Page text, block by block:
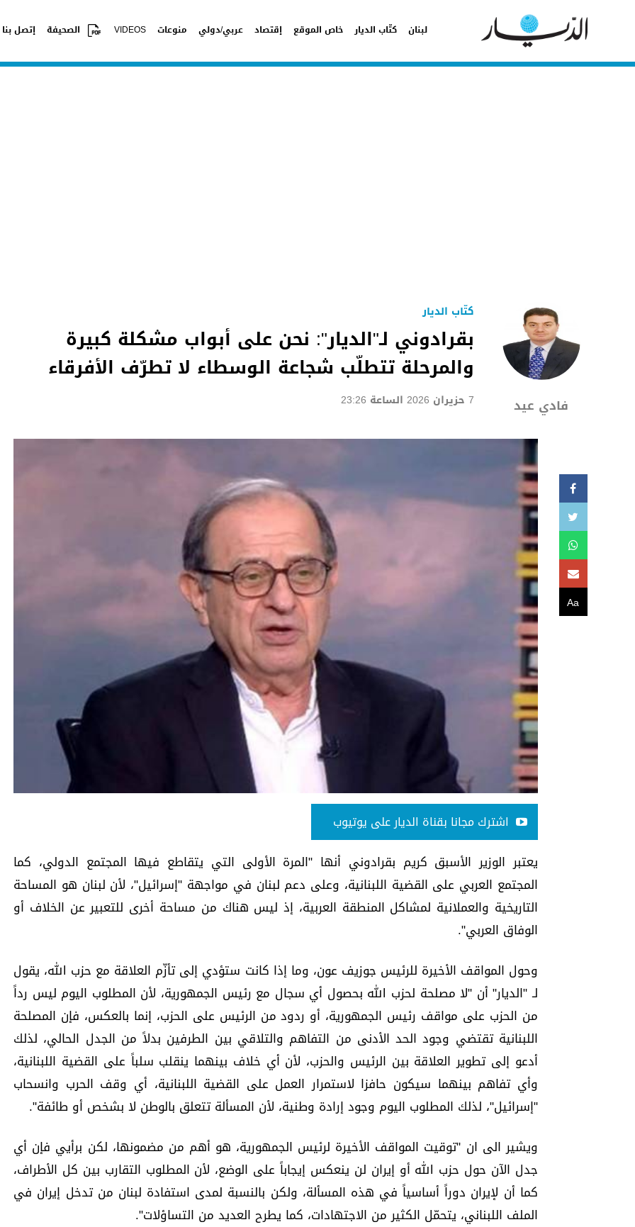
لبنان كتّاب الديار خاص الموقع إقتصاد عربي/دولي منوعات VIDEOS الصحيفة إتصل بنا
فادي عيد
كتّاب الديار
بقرادوني لـ"الديار": نحن على أبواب مشكلة كبيرة
والمرحلة تتطلّب شجاعة الوسطاء لا تطرّف الأفرقاء
7 حزيران 2026 الساعة 23:26
Aa
اشترك مجانا بقناة الديار على يوتيوب
يعتبر الوزير الأسبق كريم بقرادوني أنها "المرة الأولى التي يتقاطع فيها المجتمع الدولي، كما
المجتمع العربي على القضية اللبنانية، وعلى دعم لبنان في مواجهة "إسرائيل"، لأن لبنان هو المساحة
التاريخية والعملانية لمشاكل المنطقة العربية، إذ ليس هناك من مساحة أخرى للتعبير عن الخلاف أو
الوفاق العربي".
وحول المواقف الأخيرة للرئيس جوزيف عون، وما إذا كانت ستؤدي إلى تأزّم العلاقة مع حزب الله، يقول
لـ "الديار" أن "لا مصلحة لحزب الله بحصول أي سجال مع رئيس الجمهورية، لأن المطلوب اليوم ليس رداً
من الحزب على مواقف رئيس الجمهورية، أو ردود من الرئيس على الحزب، إنما بالعكس، فإن المصلحة
اللبنانية تقتضي وجود الحد الأدنى من التفاهم والتلاقي بين الطرفين بدلاً من الجدل الحالي، لذلك
أدعو إلى تطوير العلاقة بين الرئيس والحزب، لأن أي خلاف بينهما ينقلب سلباً على القضية اللبنانية،
وأي تفاهم بينهما سيكون حافزا لاستمرار العمل على القضية اللبنانية، أي وقف الحرب وانسحاب
"إسرائيل"، لذلك المطلوب اليوم وجود إرادة وطنية، لأن المسألة تتعلق بالوطن لا بشخص أو طائفة".
ويشير الى ان "توقيت المواقف الأخيرة لرئيس الجمهورية، هو أهم من مضمونها، لكن برأيي فإن أي
جدل الآن حول حزب الله أو إيران لن ينعكس إيجاباً على الوضع، لأن المطلوب التقارب بين كل الأطراف،
كما أن لإيران دوراً أساسياً في هذه المسألة، ولكن بالنسبة لمدى استفادة لبنان من تدخل إيران في
الملف اللبناني، يتحمّل الكثير من الاجتهادات، كما يطرح العديد من التساؤلات".